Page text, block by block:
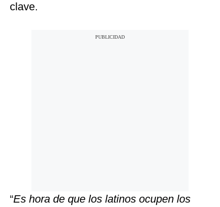
clave.
“Es hora de que los latinos ocupen los